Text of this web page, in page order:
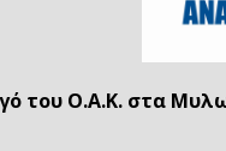
του Ο.Α.Κ. στα